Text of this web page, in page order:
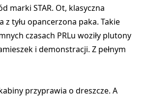
marki STAR. Ot, klasyczna
z tyłu opancerzona paka. Takie
czasach PRLu woziły plutony
i demonstracji. Z pełnym
przyprawia o dreszcze. A